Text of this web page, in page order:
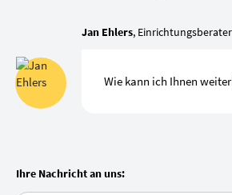
Jan Ehlers, Einrichtungsberater
Wie kann ich Ihnen
Ihre Nachricht an uns: